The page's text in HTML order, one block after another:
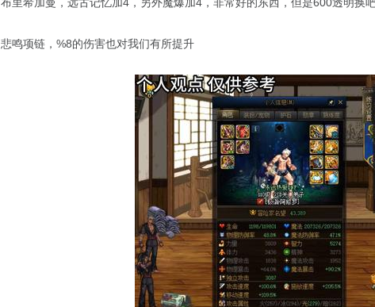
悲鸣项链，%8的伤害也对我们有所提升